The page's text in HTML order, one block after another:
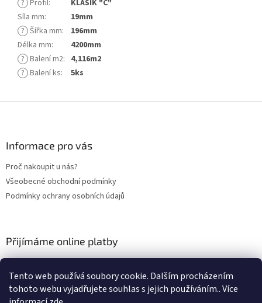
Tento web používá soubory cookie. Dalším procházením
tohoto webu vyjadřujete souhlas s jejich používáním.. Více
? Profil:
KLASIK "C"
Síla mm:
19mm
? Šířka mm:
196mm
Délka mm:
4200mm
? Balení m2: 4,116m2
? Balení ks: 5ks
Informace pro vás
Proč nakoupit u nás?
Všeobecné obchodní podmínky
Podmínky ochrany osobních údajů
Přijímáme online platby